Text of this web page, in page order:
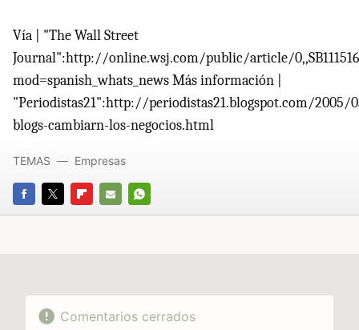
Vía | "The Wall Street
Journal":http://online.wsj.com/public/article/
mod=spanish_whats_news Más información |
"Periodistas21":http://periodistas21.blogspot.com/2005/
blogs-cambiarn-los-negocios.html
FACEBOOK
TWITTERFLIPBOARD
E-
WHATSAPP
TEMAS Empresas
Comentarios cerrados